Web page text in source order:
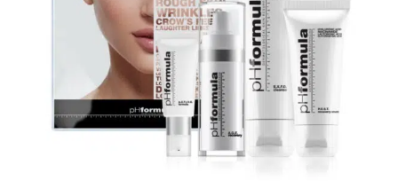
Näohoolduskomplektid/ pHformula AGE KIT –